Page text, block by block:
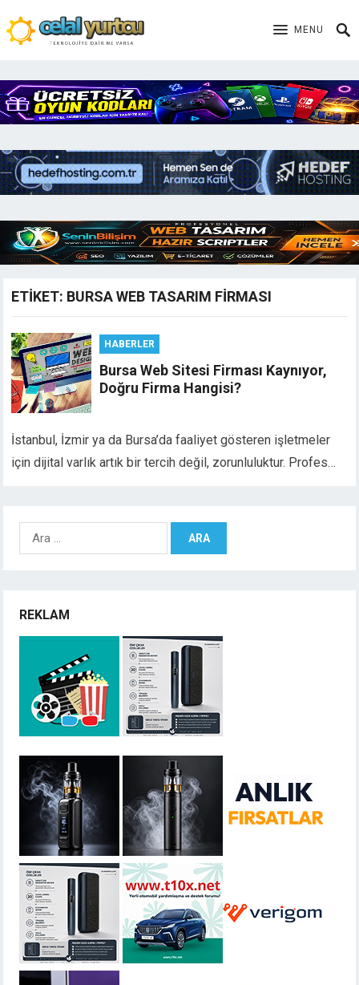
MENU
ETIKET: BURSA WEB TASARIM FIRMASI
HABERLER
Bursa Web Sitesi Firması Kaynıyor,
Doğru Firma Hangisi?
İstanbul, İzmir ya da Bursa’da faaliyet gösteren işletmeler
için dijital varlık artık bir tercih değil, zorunluluktur. Profes…
Arama:
REKLAM